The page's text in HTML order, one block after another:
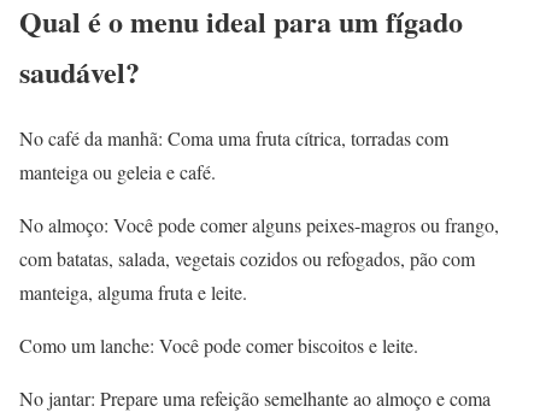
Qual é omenu ideal para um fígado
saudável?
No café da manhã: Coma uma fruta cítrica, torradas com
manteiga ou geleia e café.
No almoço: Você pode comer alguns peixes-magros ou frango,
com batatas, salada, vegetais cozidos ou refogados, pão com
manteiga, alguma fruta e leite.
Como um lanche: Você pode comer biscoitos e leite.
No jantar: Prepare uma refeição semelhante ao almoço e coma